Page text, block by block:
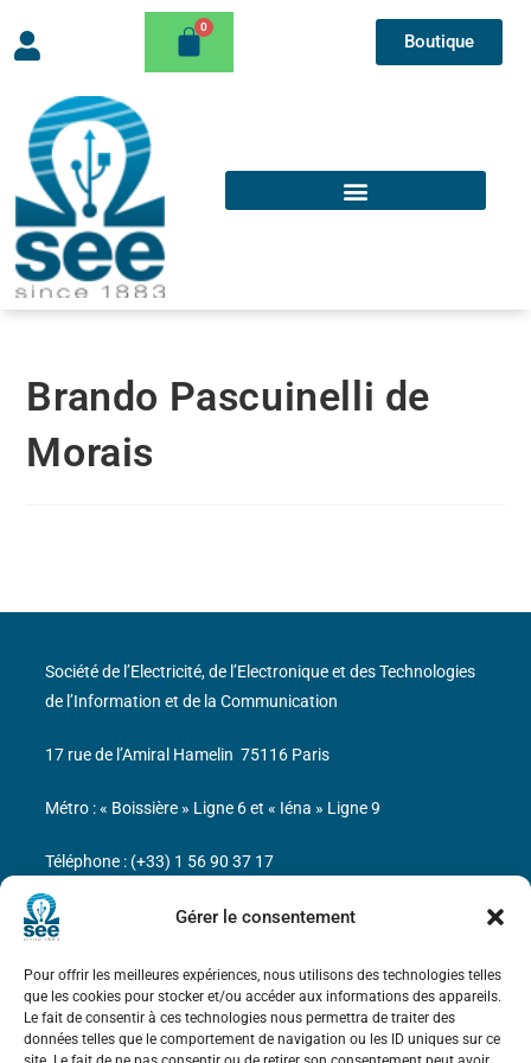
Gérer le consentement
Pour offrir les meilleures expériences, nous utilisons des technologies telles
que les cookies pour stocker et/ou accéder aux informations des appareils.
Le fait de consentir à ces technologies nous permettra de traiter des
données telles que le comportement de navigation ou les ID uniques sur ce
Boutique
Brando Pascuinelli de
Morais
Bicentenaire des découvertes d’André-
Marie Ampère
Société de l’Electricité, de l’Electronique et des Technologies
de l’Information et de la Communication
17 rue de l’Amiral Hamelin 75116 Paris
Métro : « Boissière » Ligne 6 et « Iéna » Ligne 9
Téléphone : (+33) 1 56 90 37 17
N° de SIREN : 785 393 232, Code APE : 9412Z TVA intra-
communautaire : FR44 785 393 232